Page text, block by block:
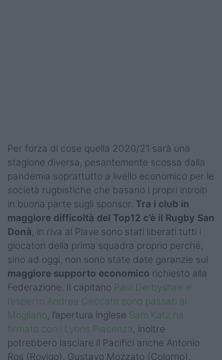
Per forza di cose quella 2020/21 sarà una
stagione diversa, pesantemente scossa dalla
pandemia soprattutto a livello economico per le
società rugbistiche che basano i propri introiti
in buona parte sugli sponsor. Tra i club in
maggiore difficoltà del Top12 c’è il Rugby San
Donà, in riva al Piave sono stati liberati tutti i
giocatori della prima squadra proprio perché,
sino ad oggi, non sono state date garanzie sul
maggiore supporto economico richiesto alla
Federazione. Il capitano Paul Derbyshire e
l’esperto Andrea Ceccato sono passati al
Mogliano, l’apertura inglese Sam Katz ha
firmato con i Lyons Piacenza, inoltre
potrebbero lasciare il Pacifici anche Antonio
Ros (Rovigo), Gustavo Mozzato (Colorno),